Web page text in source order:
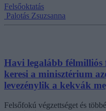
Felsőoktatás
Palotás Zsuzsanna
Havi legalább félmilliós
keresi a minisztérium
levezénylik a kekvák
Felsőfokú végzettséget és